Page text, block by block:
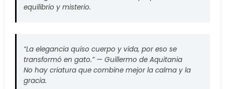
equilibrio y misterio.
“La elegancia quiso cuerpo y vida, por eso se
transformó en gato.” — Guillermo de Aquitania
No hay criatura que combine mejor la calma y la
gracia.